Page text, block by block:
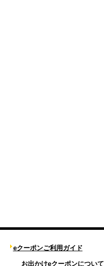
eクーポンご利用ガイド
お出かけeクーポンについて